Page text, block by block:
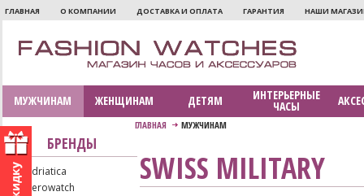
ГЛАВНАЯ О КОМПАНИИ ДОСТАВКА И ОПЛАТА ГАРАНТИЯ НАШИ
МУЖЧИНАМ ЖЕНЩИНАМ ДЕТЯМ ИНТЕРЬЕРНЫЕ
ЧАСЫ
ГЛАВНАЯ МУЖЧИНАМ
БРЕНДЫ
Adriatica
Aerowatch
SWISS MILITARY